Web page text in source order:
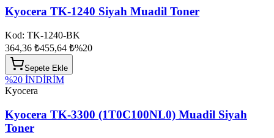
Kyocera TK-1240 Siyah Muadil Toner
Kod: TK-1240-BK
364,36 ₺455,64 ₺%20
Sepete Ekle
%20 İNDİRİM
Kyocera
Kyocera TK-3300 (1T0C100NL0) Muadil Siyah
Toner